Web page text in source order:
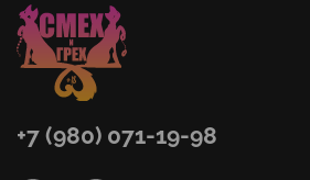
+7 (980) 071-19-98